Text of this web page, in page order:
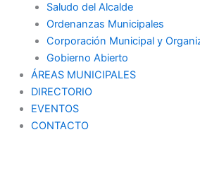
Saludo del Alcalde
Ordenanzas Municipales
Corporación Municipal y
Gobierno Abierto
ÁREAS MUNICIPALES
DIRECTORIO
EVENTOS
CONTACTO